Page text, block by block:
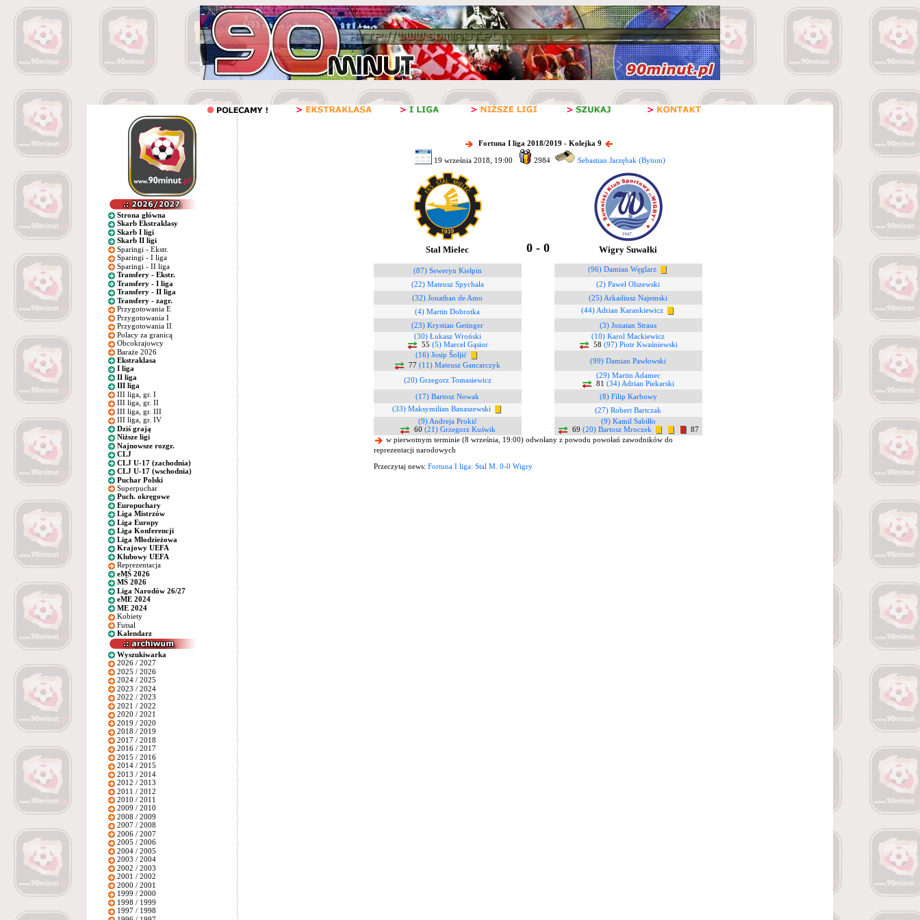
Strona główna
Skarb Ekstraklasy
Skarb I ligi
Skarb II ligi
Sparingi - Ekstr.
Sparingi - I liga
Sparingi - II liga
Transfery - Ekstr.
Transfery - I liga
Transfery - II liga
Transfery - zagr.
Przygotowania E
Przygotowania I
Przygotowania II
Polacy za granicą
Obcokrajowcy
Baraże 2026
Ekstraklasa
I liga
II liga
III liga
III liga, gr. I
III liga, gr. II
III liga, gr. III
III liga, gr. IV
Dziś grają
Niższe ligi
Najnowsze rozgr.
CLJ
CLJ U-17 (zachodnia)
CLJ U-17 (wschodnia)
Puchar Polski
Superpuchar
Puch. okręgowe
Europuchary
Liga Mistrzów
Liga Europy
Liga Konferencji
Liga Młodzieżowa
Krajowy UEFA
Klubowy UEFA
Reprezentacja
eMŚ 2026
MŚ 2026
Liga Narodów 26/27
eME 2024
ME 2024
Kobiety
Futsal
Kalendarz
Wyszukiwarka
2026 / 2027
2025 / 2026
2024 / 2025
2023 / 2024
2022 / 2023
2021 / 2022
2020 / 2021
2019 / 2020
2018 / 2019
2017 / 2018
2016 / 2017
2015 / 2016
2014 / 2015
2013 / 2014
2012 / 2013
2011 / 2012
2010 / 2011
2009 / 2010
2008 / 2009
2007 / 2008
2006 / 2007
2005 / 2006
2004 / 2005
2003 / 2004
2002 / 2003
2001 / 2002
2000 / 2001
1999 / 2000
1998 / 1999
1997 / 1998
Fortuna I liga 2018/2019 - Kolejka 9
19 września 2018, 19:00 2984 Sebastian Jarzębak (Bytom)
Stal Mielec 0 - 0 Wigry Suwałki
(87) Seweryn Kiełpin
(96) Damian Węglarz
(22) Mateusz Spychała
(2) Paweł Olszewski
(32) Jonathan de Amo
(25) Arkadiusz Najemski
(4) Martin Dobrotka
(44) Adrian Karankiewicz
(23) Krystian Getinger
(3) Jonatan Straus
(30) Łukasz Wroński
55 (5) Marcel Gąsior
(10) Karol Mackiewicz
58 (97) Piotr Kwaśniewski
(16) Josip Šoljić
77 (11) Mateusz Gancarczyk
(99) Damian Pawłowski
(20) Grzegorz Tomasiewicz
(29) Martin Adamec
81 (34) Adrian Piekarski
(17) Bartosz Nowak
(8) Filip Karbowy
(33) Maksymilian Banaszewski
(27) Robert Bartczak
(9) Andreja Prokić
60 (21) Grzegorz Kuświk
(9) Kamil Sabiłło
69 (20) Bartosz Mroczek
87
w pierwotnym terminie (8 września, 19:00) odwołany z powodu powołań zawodników do
reprezentacji narodowych
Przeczytaj news: Fortuna I liga: Stal M. 0-0 Wigry